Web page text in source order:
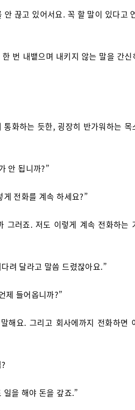
끊고 있어서요. 꼭 할 말이 있다고
번 내뱉으며 내키지 않는 말을 간신
화하는 듯한, 굉장히 반가워하는 목
안 됩니까?”
전화를 계속 하세요?”
그러죠. 저도 이렇게 계속 전화하는
려 달라고 말씀 드렸잖아요.”
제 들어옵니까?”
해요. 그리고 회사에까지 전화하면
을 해야 돈을 갚죠.”